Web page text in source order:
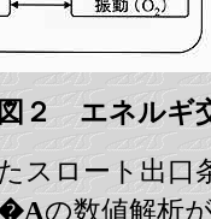
２ エネルギ
ロート出口
の数値解析